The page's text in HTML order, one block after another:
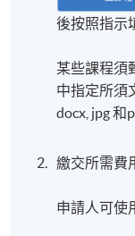
後按照指示
某些課程須
中指定所須
docx, jpg 和
繳交所需費
申請人可使